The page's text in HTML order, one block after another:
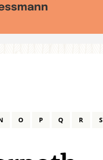
O P Q R S